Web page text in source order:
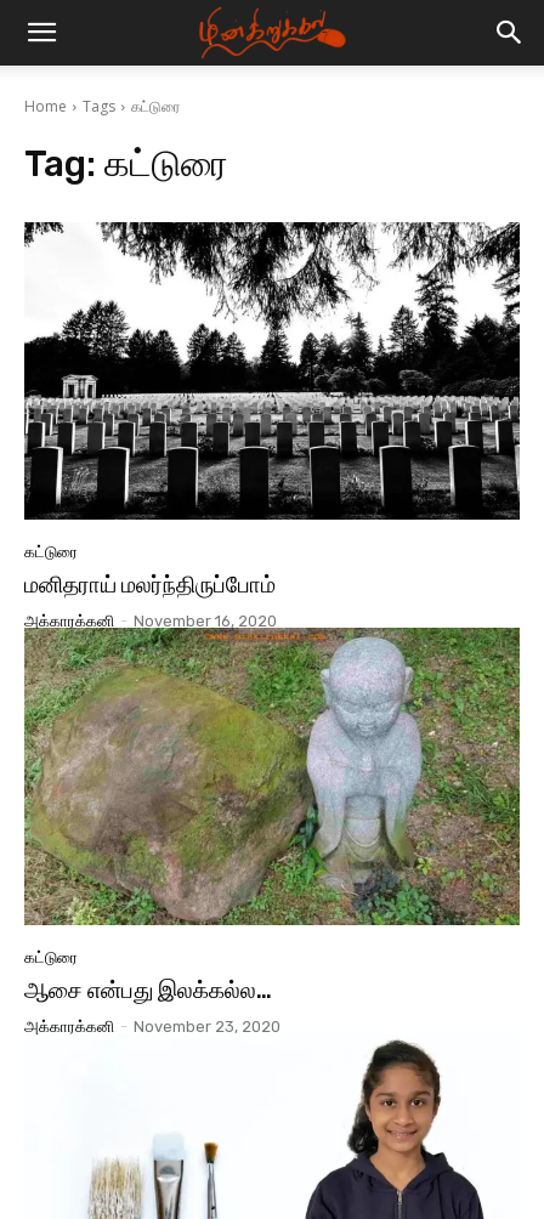
Home Tags கட்டுரை
Tag: கட்டுரை
கட்டுரை
மனிதராய் மலர்ந்திருப்போம்
அக்காரக்கனி - November 16, 2020
கட்டுரை
ஆசை என்பது இலக்கல்ல…
அக்காரக்கனி - November 23, 2020